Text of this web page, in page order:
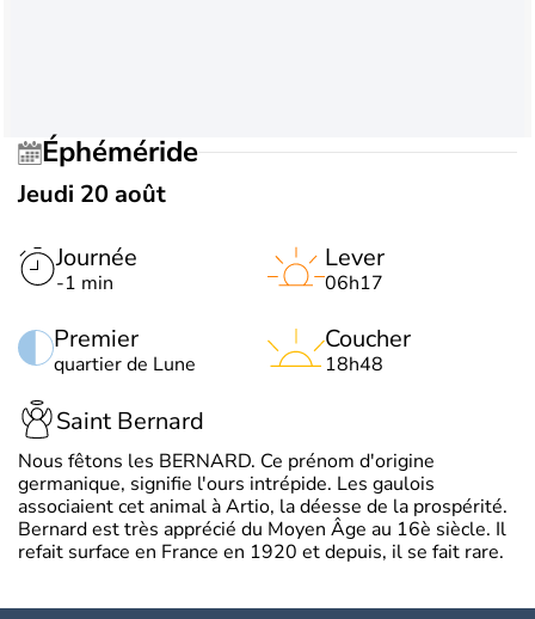
Éphéméride
Jeudi 20 août
Journée
-1 min
Premier
quartier de Lune
Lever
06h17
Coucher
18h48
Saint Bernard
Nous fêtons les BERNARD. Ce prénom d'origine
germanique, signifie l'ours intrépide. Les gaulois
associaient cet animal à Artio, la déesse de la prospérité.
Bernard est très apprécié du Moyen Âge au 16è siècle. Il
refait surface en France en 1920 et depuis, il se fait rare.